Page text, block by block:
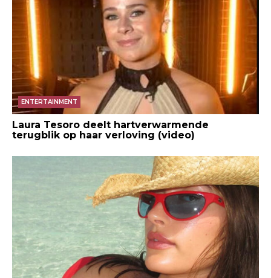
ENTERTAINMENT
Laura Tesoro deelt hartverwarmende
terugblik op haar verloving (video)